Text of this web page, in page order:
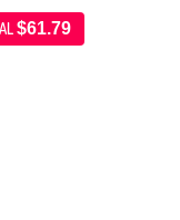
$61.79